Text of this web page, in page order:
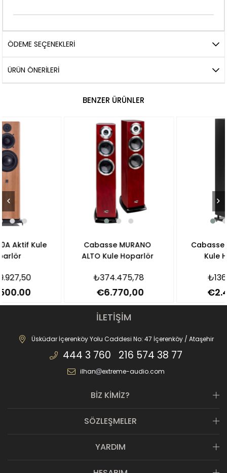
ÖDEME SEÇENEKLERI
ÜRÜN ÖNERILERI
BENZER ÜRÜNLER
Cabasse MURANO
ALTO Kule Hoparlör
₺374.475,78
€6.770,00
Cabasse JAVA MC40
Kule Hoparlör
₺136.072,44
€2.460,00
İLETİŞİM
Üsküdar İçerenköy Yolu Caddesi No: 47 İçerenköy / Ataşehir
444 3 760 216 574 38 77
ilhan extreme-audio.com
BİZ KİMİZ?
SÖZLEŞMELER
YARDIM